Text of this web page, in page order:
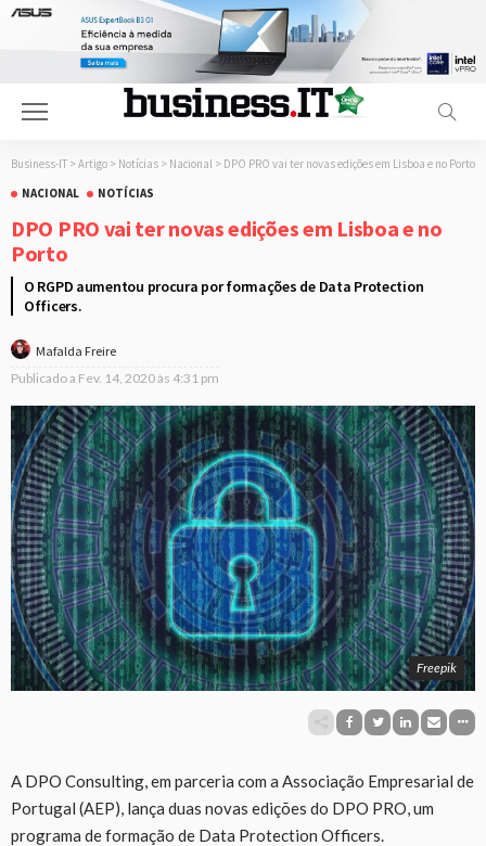
Business-IT > Artigo > Notícias > Nacional > DPO PRO vai ter novas edições em Lisboa e no Porto
NACIONAL
NOTÍCIAS
DPO PRO vai ter novas edições em Lisboa e no
Porto
O RGPD aumentou procura por formações de Data Protection
Officers.
Mafalda Freire
Publicado a Fev. 14, 2020 às 4:31 pm
Freepik
A DPO Consulting, em parceria com a Associação Empresarial de
Portugal (AEP), lança duas novas edições do DPO PRO, um
programa de formação de Data Protection Officers.